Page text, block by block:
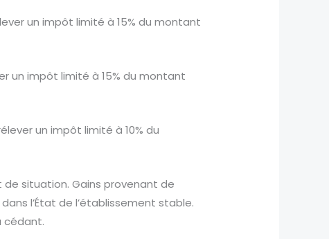
un impôt limité à 15% du montant
un impôt limité à 15% du montant
un impôt limité à 10% du
de situation. Gains provenant de
l’État de l’établissement stable.
cédant.